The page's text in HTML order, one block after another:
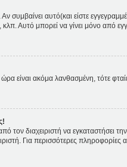
αυτό(και είστε
Αυτό μπορεί να γίνει μόνο από
είναι ακόμα λανθασμένη, τότε
τον διαχειριστή να εγκαταστήσει
Για περισσότερες